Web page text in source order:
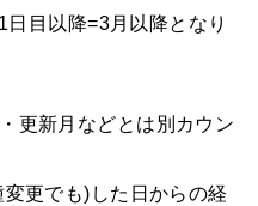
目以降=3月以降となり
更新月などとは別カウン
更でも)した日からの経